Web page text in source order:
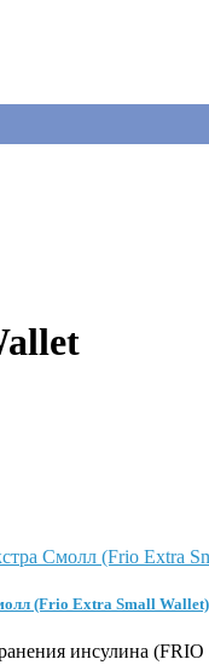
(Frio Extra Small Wallet)
инсулина